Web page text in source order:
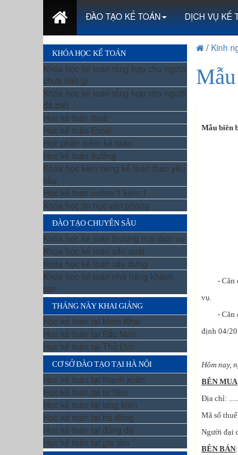
ĐÀO TẠO KẾ TOÁN DỊCH VỤ KẾ
KHÓA HỌC KẾ TOÁN
Khóa học kế toán tổng hợp cho người
chưa biết gì
Khóa học kế toán tổng hợp cho người
đã biết
Học kế toán thuế
Học kế toán Excel
Học phần mềm kế toán
Học kế toán trưởng
Khóa học kèm riêng kế toán theo yêu
cầu
Học kế toán online 1 kèm 1
Khóa học tin học văn phòng
ĐÀO TẠO CHUYÊN SÂU
Khóa học kế toán thương mại dịch vụ
Khóa học kế toán sản xuất
Khóa học kế toán xây dựng
Khóa học kế toán nhà hàng khách
sạn
THÁNG NÀY KHAI GIẢNG
Học kế toán tại Minh Khai
Học kế toán tại Bắc Ninh
Học kế toán tại Thủ Đức
CƠ SỞ ĐÀO TẠO TẠI HÀ NỘI
Học kế toán tại thanh xuân
Học kế toán tại từ liêm
Học kế toán tại long biên
Học kế toán tại hà đông
Học kế toán tại đống đa
Học kế toán tại gia lâm
/ Kinh
Mẫu biên
- Căn cứ
vụ.
- Căn cứ
định 04/
Hôm nay,
BÊN MUA
Địa chỉ:
Mã số
Người
BÊN BÁN